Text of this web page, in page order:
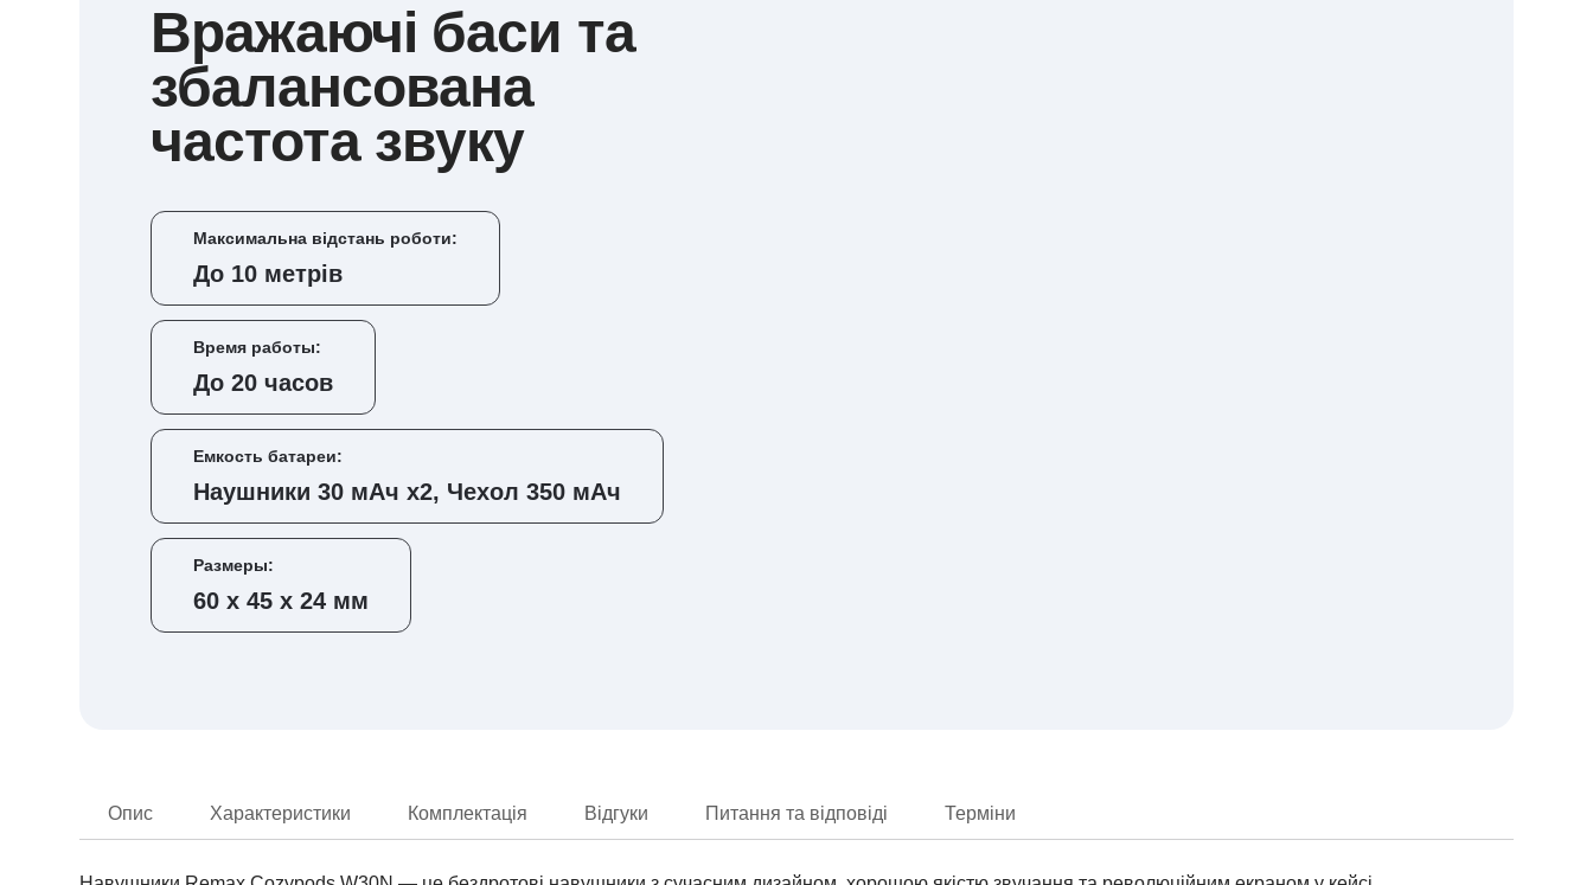
Вражаючі баси та
збалансована
частота звуку
Максимальна відстань роботи:
До 10 метрів
Время работы:
До 20 часов
Емкость батареи:
Наушники 30 мАч х2, Чехол 350 мАч
Размеры:
60 х 45 х 24 мм
Опис Характеристики Комплектація Відгуки Питання та відповіді Терміни